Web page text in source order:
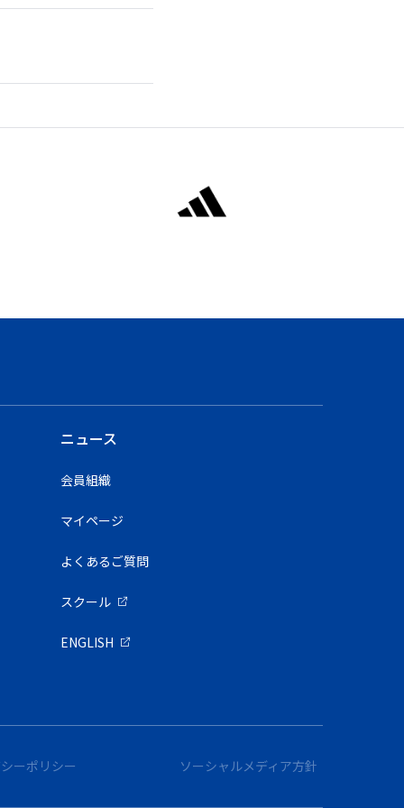
ニュース
会員組織
マイページ
よくあるご質問
スクール
ENGLISH
ーポリシー ソーシャルメディア方針